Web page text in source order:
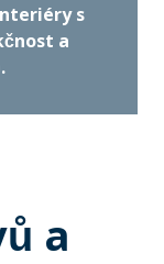
s
a
a